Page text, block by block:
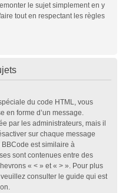
le sujet simplement en y
tout en respectant les règles
du code HTML, vous
en forme d’un message.
par les administrateurs, mais il
sur chaque message
est similaire à
sont contenues entre des
« < » et « > ». Pour plus
consulter le guide qui est